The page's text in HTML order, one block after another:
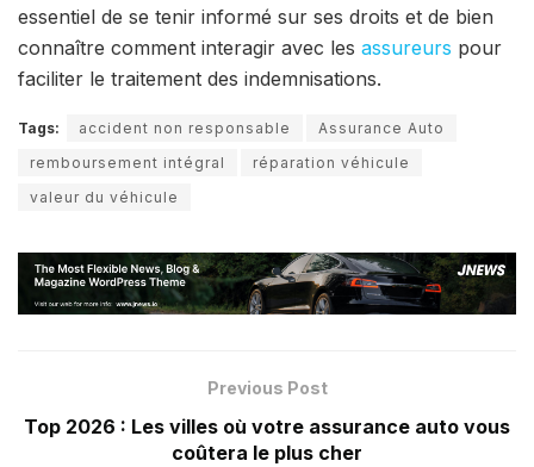
essentiel de se tenir informé sur ses droits et de bien
connaître comment interagir avec les assureurs pour
faciliter le traitement des indemnisations.
Tags: accident non responsable
Assurance Auto
remboursement intégral
réparation véhicule
valeur du véhicule
Previous Post
Top 2026 : Les villes où votre assurance auto vous
coûtera le plus cher